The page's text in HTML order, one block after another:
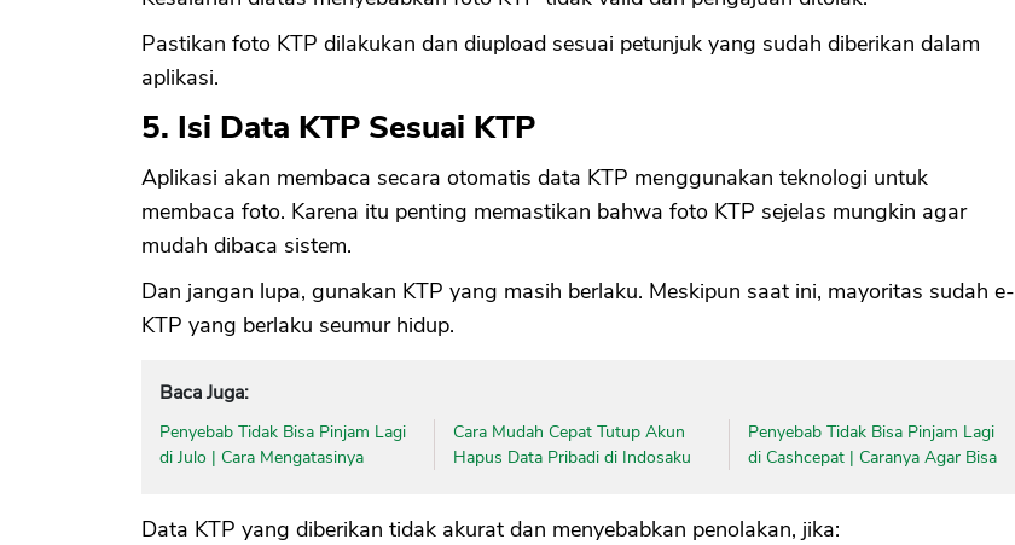
Pastikan foto KTP dilakukan dan diupload sesuai petunjuk yang sudah diberikan dalam
aplikasi.
5. Isi Data KTP Sesuai KTP
Aplikasi akan membaca secara otomatis data KTP menggunakan teknologi untuk
membaca foto. Karena itu penting memastikan bahwa foto KTP sejelas mungkin agar
mudah dibaca sistem.
Dan jangan lupa, gunakan KTP yang masih berlaku. Meskipun saat ini, mayoritas sudah e-
KTP yang berlaku seumur hidup.
Baca Juga:
Penyebab Tidak Bisa Pinjam Lagi
di Julo | Cara Mengatasinya
Cara Mudah Cepat Tutup Akun
Hapus Data Pribadi di Indosaku
Penyebab Tidak Bisa Pinjam Lagi
di Cashcepat | Caranya Agar Bisa
Data KTP yang diberikan tidak akurat dan menyebabkan penolakan, jika: